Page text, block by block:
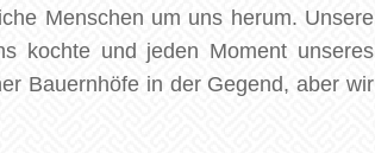
Menschen um uns herum. Unsere
kochte und jeden Moment unseres
Bauernhöfe in der Gegend, aber wir